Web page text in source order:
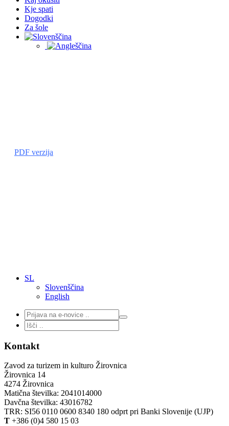
Kje spati
Dogodki
Za šole
PDF verzija
SL
Slovenščina
English
Kontakt
Zavod za turizem in kulturo Žirovnica
Žirovnica 14
4274 Žirovnica
Matična številka: 2041014000
Davčna številka: 43016782
TRR: SI56 0110 0600 8340 180 odprt pri Banki Slovenije (UJP)
T +386 (0)4 580 15 03